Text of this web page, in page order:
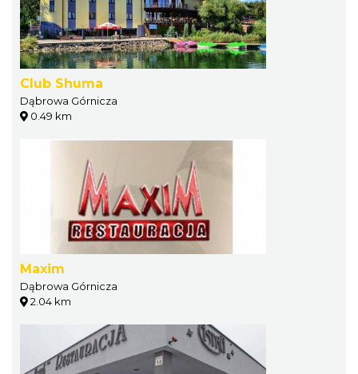
Club Shuma
Dąbrowa Górnicza
0.49 km
Maxim
Dąbrowa Górnicza
2.04 km